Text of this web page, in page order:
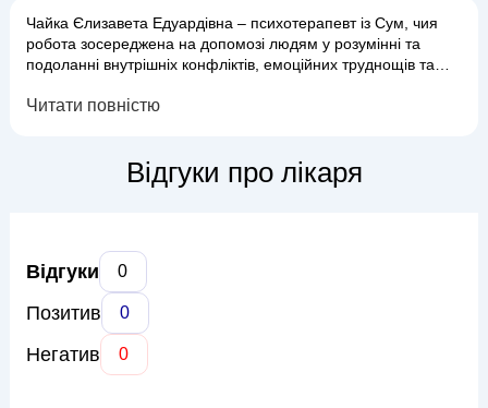
Чайка Єлизавета Едуардівна – психотерапевт із Сум, чия
робота зосереджена на допомозі людям у розумінні та
подоланні внутрішніх конфліктів, емоційних труднощів та
конфіденційний простір для дослідження особистих
когнітивно-поведінкову...
Читати повністю
Відгуки про лікаря
Відгуки 0
Позитив 0
Негатив 0